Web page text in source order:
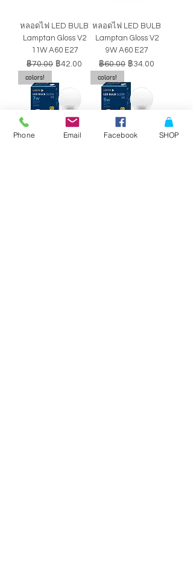
หลอดไฟ LED BULB
Lamptan Gloss V2
11W A60 E27
ราคาปกติ
฿70.00 ราคาขายลด
฿42.00
หลอดไฟ LED BULB
Lamptan Gloss V2
9W A60 E27
ราคาปกติ
฿60.00 ราคาขายลด
฿34.00
colors!
colors!
Phone Email Facebook SHOP